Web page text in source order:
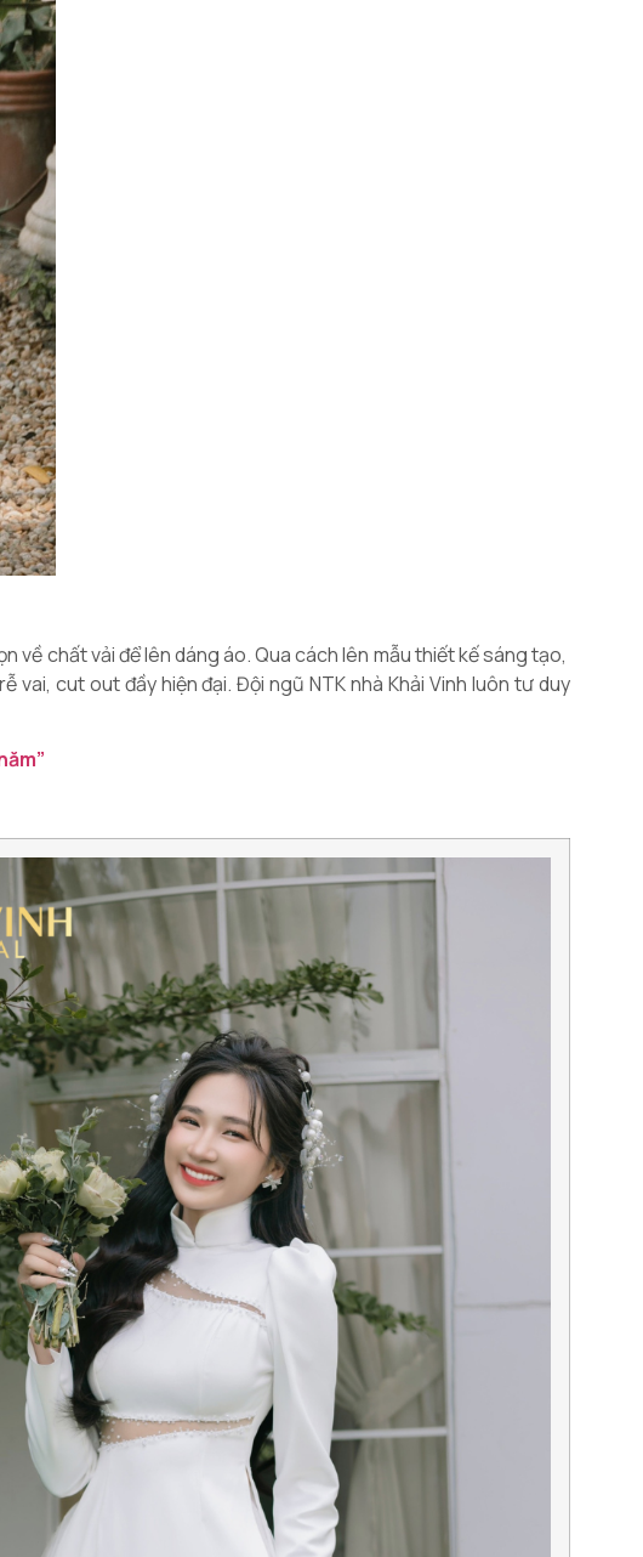
về chất vải để lên dáng áo. Qua cách lên mẫu thiết kế sáng tạo,
cut out đầy hiện đại. Đội ngũ NTK nhà Khải Vinh luôn tư duy